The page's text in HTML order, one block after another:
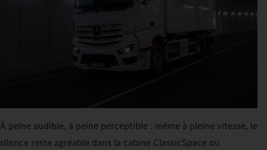
À peine audible, à peine perceptible : même à pleine vitesse, le
silence reste agréable dans la cabine ClassicSpace ou